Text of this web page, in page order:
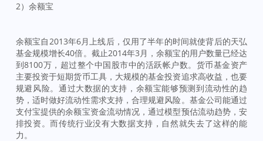
2）余额宝
余额宝自2013年6月上线后，仅用了半年的时间就使背后的天弘
基金规模增长40倍。截止2014年3月，余额宝的用户数量已经达
到8100万，超过整个中国股市中的活跃帐户数。货币基金资产
主要投资于短期货币工具，大规模的基金投资追求高收益，也要
规避风险。通过大数据的支持，余额宝能够预测到流动性的趋
势，适时做好流动性需求支持，合理规避风险。基金公司能通过
支付宝提供的余额宝资金流动情况，通过模型预估流动趋势，安
排投资。而传统行业没有大数据支持，自然就失去了这样的能
力。